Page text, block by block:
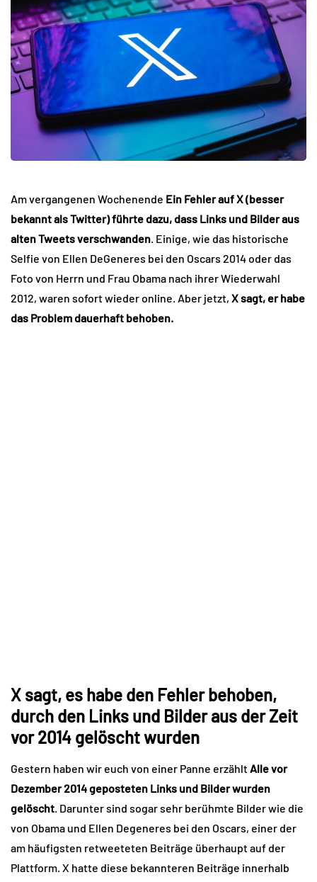
Am vergangenen Wochenende Ein Fehler auf X (besser
bekannt als Twitter) führte dazu, dass Links und Bilder aus
alten Tweets verschwanden . Einige, wie das historische
Selfie von Ellen DeGeneres bei den Oscars 2014 oder das
Foto von Herrn und Frau Obama nach ihrer Wiederwahl
2012, waren sofort wieder online. Aber jetzt, X sagt, er habe
das Problem dauerhaft behoben.
X sagt, es habe den Fehler behoben,
durch den Links und Bilder aus der Zeit
vor 2014 gelöscht wurden
Gestern haben wir euch von einer Panne erzählt Alle vor
Dezember 2014 geposteten Links und Bilder wurden
gelöscht . Darunter sind sogar sehr berühmte Bilder wie die
von Obama und Ellen Degeneres bei den Oscars, einer der
am häufigsten retweeteten Beiträge überhaupt auf der
Plattform. X hatte diese bekannteren Beiträge innerhalb